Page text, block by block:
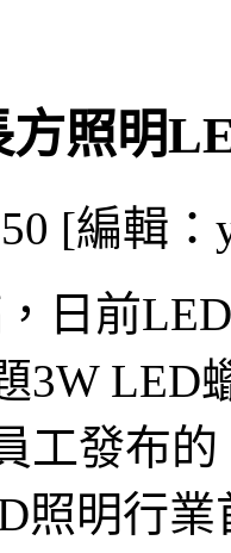
方照明
[編輯：
日前
3W LED
工發布
照明行